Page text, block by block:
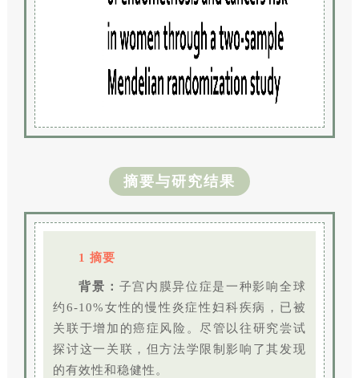
摘要与研究结果
1 摘要
背景： 子宫内膜异位症是一种影响全球
约6-10%女性的慢性炎症性妇科疾病，已被
关联于增加的癌症风险。尽管以往研究尝试
探讨这一关联，但方法学限制影响了其发现
的有效性和稳健性。